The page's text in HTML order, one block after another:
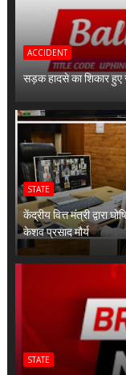
ACCIDENT
सड़क हादसे का शिकार हुए
STATE
केंद्रीय वित्त मंत्री द्वारा
केशव प्रसाद मौर्य
STATE